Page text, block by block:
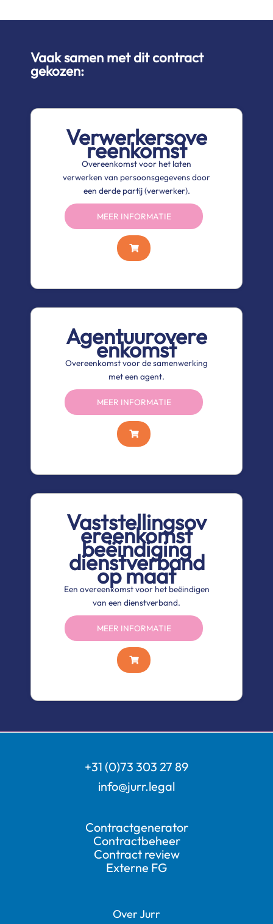
Vaak samen met dit contract
gekozen:
Verwerkersove
reenkomst
Overeenkomst voor het laten
verwerken van persoonsgegevens door
een derde partij (verwerker).
MEER INFORMATIE
Agentuurovere
enkomst
Overeenkomst voor de samenwerking
met een agent.
MEER INFORMATIE
Vaststellingsov
ereenkomst
beëindiging
dienstverband
op maat
Een overeenkomst voor het beëindigen
van een dienstverband.
MEER INFORMATIE
+31 (0)73 303 27 89
info@jurr.legal
Contractgenerator
Contractbeheer
Contract review
Externe FG
Over Jurr